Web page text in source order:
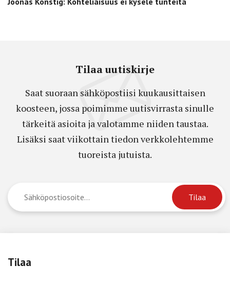
Tilaa uutiskirje
Saat suoraan sähköpostiisi kuukausittaisen
koosteen, jossa poimimme uutisvirrasta sinulle
tärkeitä asioita ja valotamme niiden taustaa.
Lisäksi saat viikottain tiedon verkkolehtemme
tuoreista jutuista.
Tilaa